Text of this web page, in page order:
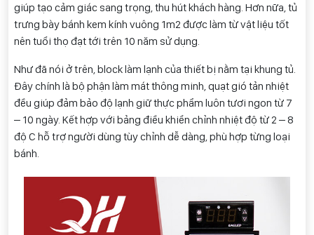
giúp tạo cảm giác sang trọng, thu hút khách hàng. Hơn nữa, tủ
trưng bày bánh kem kính vuông 1m2 được làm từ vật liệu tốt
nên tuổi thọ đạt tới trên 10 năm sử dụng.
Như đã nói ở trên, block làm lạnh của thiết bị nằm tại khung tủ.
Đây chính là bộ phận làm mát thông minh, quạt gió tản nhiệt
đều giúp đảm bảo độ lạnh giữ thực phẩm luôn tươi ngon từ 7
– 10 ngày. Kết hợp với bảng điều khiển chỉnh nhiệt độ từ 2 – 8
độ C hỗ trợ người dùng tùy chỉnh dễ dàng, phù hợp từng loại
bánh.